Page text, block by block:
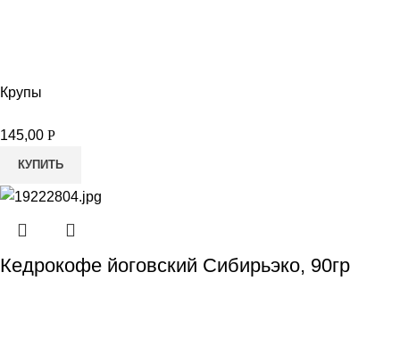
Крупы
145,00 Р
КУПИТЬ
Кедрокофе йоговский Сибирьэко, 90гр